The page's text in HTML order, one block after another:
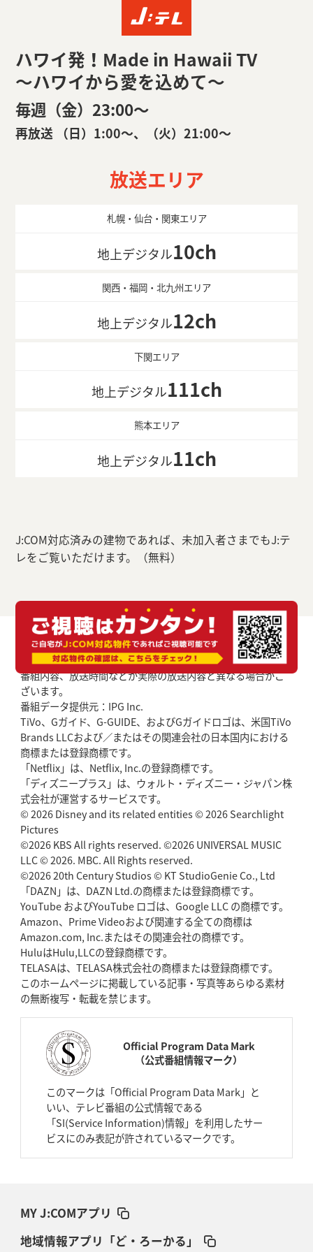
ハワイ発！Made in Hawaii TV
～ハワイから愛を込めて～
毎週（金）23:00〜
再放送 （日）1:00〜、（火）21:00〜
放送エリア
札幌・仙台・関東エリア
地上デジタル10ch
関西・福岡・北九州エリア
地上デジタル12ch
下関エリア
地上デジタル111ch
熊本エリア
地上デジタル11ch
J:COM対応済みの建物であれば、未加入者さまでもJ:テ
レをご覧いただけます。（無料）
番組内容、放送時間などが実際の放送内容と異なる場合がご
ざいます。
番組データ提供元：IPG Inc.
TiVo、Gガイド、G-GUIDE、およびGガイドロゴは、米国TiVo
Brands LLCおよび／またはその関連会社の日本国内における
商標または登録商標です。
「Netflix」は、Netflix, Inc.の登録商標です。
「ディズニープラス」は、ウォルト・ディズニー・ジャパン株
式会社が運営するサービスです。
© 2026 Disney and its related entities © 2026 Searchlight
Pictures
©2026 KBS All rights reserved. ©2026 UNIVERSAL MUSIC
LLC © 2026. MBC. All Rights reserved.
©2026 20th Century Studios © KT StudioGenie Co., Ltd
「DAZN」は、DAZN Ltd.の商標または登録商標です。
YouTube およびYouTube ロゴは、Google LLC の商標です。
Amazon、Prime Videoおよび関連する全ての商標は
Amazon.com, Inc.またはその関連会社の商標です。
HuluはHulu,LLCの登録商標です。
TELASAは、TELASA株式会社の商標または登録商標です。
このホームページに掲載している記事・写真等あらゆる素材
の無断複写・転載を禁じます。
Official Program Data Mark
（公式番組情報マーク）
このマークは「Official Program Data Mark」と
いい、テレビ番組の公式情報である
「SI(Service Information)情報」を利用したサー
ビスにのみ表記が許されているマークです。
MY J:COMアプリ
地域情報アプリ「ど・ろーかる」